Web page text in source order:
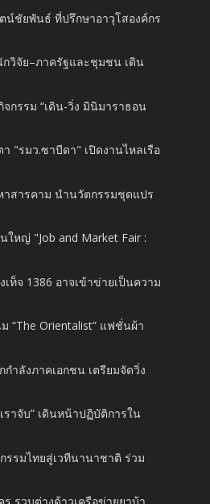
น์ชัยพันธ์ ที่ปรึกษาอาวุโสองค์กร
กวิจัย–ภาครัฐและชุมชน เดิน
กรรม “เดิน-วิ่ง มินิมาราธอน
"รมว.ซาบีดา" เปิดงานไหลเรือ
าสารคาม นำนวัตกรรมชุดแปร
ใหญ่ "Job and Market Fair :
เท็จ 1386 อาจเข้าข่ายเป็นความ
“The Orientalist” แฟชั่นผ้า
ำลังภาคเอกชน เตรียมจัดวิ่ง
ราจับ” เดินหน้าปฏิบัติการใน
รรมไทยสู่เวทีนานาชาติ ร่วม